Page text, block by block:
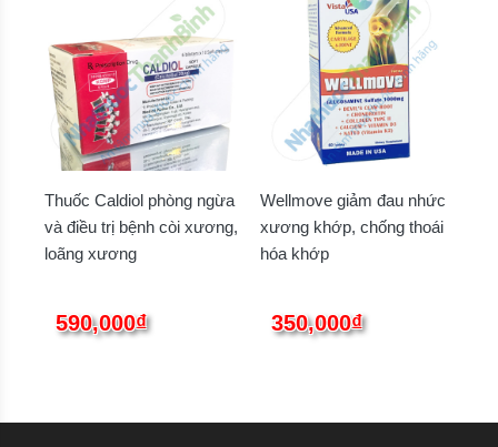
Thuốc Caldiol phòng ngừa
và điều trị bệnh còi xương,
loãng xương
590,000₫
Wellmove giảm đau nhức
xương khớp, chống thoái
hóa khớp
350,000₫